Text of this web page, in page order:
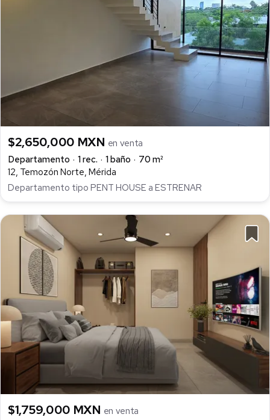
$2,650,000 MXN en venta
Departamento
1 rec. 1 baño
70 m²
12, Temozón Norte, Mérida
Departamento tipo PENT HOUSE a ESTRENAR
$1,759,000 MXN en venta